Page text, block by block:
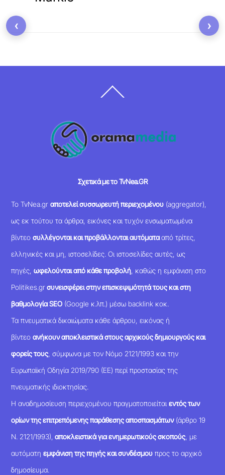
To
Σχετικά με το TvNea.GR
Το TvNea.grαποτελεί συσσωρευτή περιεχομένου (aggregator),
ως εκ τούτου τα άρθρα, εικόνες και τυχόν ενσωματωμένα
βίντεοσυλλέγονται και προβάλλονται αυτόματααπό τρίτες,
ελληνικές και μη, ιστοσελίδες. Οι ιστοσελίδες αυτές, ως
πηγές,ωφελούνται από κάθε προβολή , καθώς η εμφάνιση στο
Politikes.grσυνεισφέρει στην επισκεψιμότητά τους και στη
βαθμολογία SEO (Google κ.λπ.) μέσω backlink κοκ.
Τα πνευματικά δικαιώματα κάθε άρθρου, εικόνας ή
βίντεοανήκουν αποκλειστικά στους αρχικούς δημιουργούς και
φορείς τους , σύμφωνα με τον Νόμο 2121/1993 και την
Ευρωπαϊκή Οδηγία 2019/790 (ΕΕ) περί προστασίας της
πνευματικής ιδιοκτησίας.
Η αναδημοσίευση περιεχομένου πραγματοποιείταιεντός των
ορίων της επιτρεπόμενης παράθεσης αποσπασμάτων(άρθρο 19
Ν. 2121/1993), αποκλειστικά για ενημερωτικούς σκοπούς , με
αυτόματηεμφάνιση της πηγής και συνδέσμου προς το αρχικό
δημοσίευμα.
‹ ›